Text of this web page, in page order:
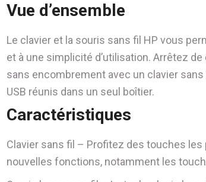
Vue d’ensemble
Le clavier et la souris sans fil HP vous
et à une simplicité d’utilisation. Arrêtez
sans encombrement avec un clavier
USB réunis dans un seul boîtier.
Caractéristiques
Clavier sans fil – Profitez des touches
nouvelles fonctions, notamment les